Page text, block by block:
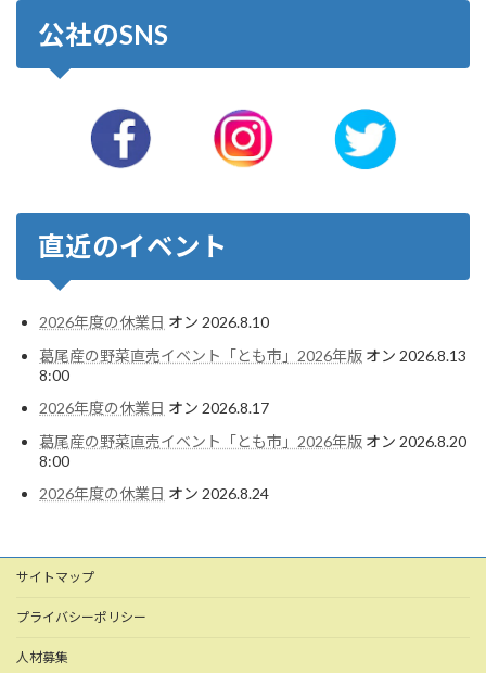
公社のSNS
直近のイベント
2026年度の休業日 オン 2026.8.10
葛尾産の野菜直売イベント「とも市」2026年版 オン 2026.8.13
8:00
2026年度の休業日 オン 2026.8.17
葛尾産の野菜直売イベント「とも市」2026年版 オン 2026.8.20
8:00
2026年度の休業日 オン 2026.8.24
サイトマップ
プライバシーポリシー
人材募集